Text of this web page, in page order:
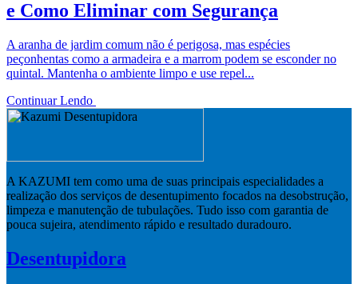
e Como Eliminar com Segurança
A aranha de jardim comum não é perigosa, mas espécies
peçonhentas como a armadeira e a marrom podem se esconder no
quintal. Mantenha o ambiente limpo e use repel...
Continuar Lendo
A KAZUMI tem como uma de suas principais especialidades a
realização dos serviços de desentupimento focados na desobstrução,
limpeza e manutenção de tubulações. Tudo isso com garantia de
pouca sujeira, atendimento rápido e resultado duradouro.
Desentupidora